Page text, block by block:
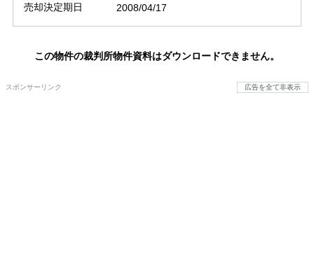
売却決定期日 2008/04/17
この物件の裁判所物件資料はダウンロードできません。
スポンサーリンク 広告を全て非表示